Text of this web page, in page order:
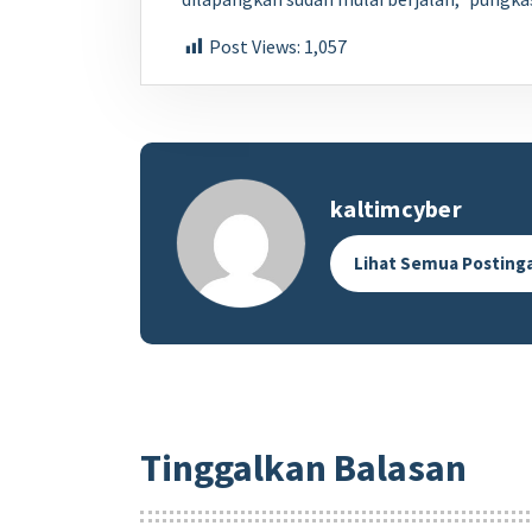
Post Views: 1,057
kaltimcyber
Lihat Semua
Tinggalkan Balasan